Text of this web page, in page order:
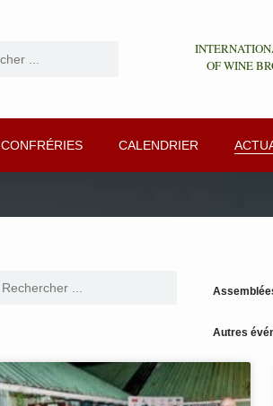
OF WINE
CONFRÉRIES CALENDRIER
Autres